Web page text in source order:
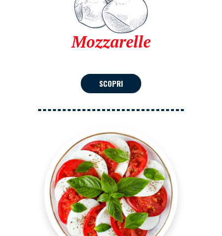
Mozzarelle
SCOPRI